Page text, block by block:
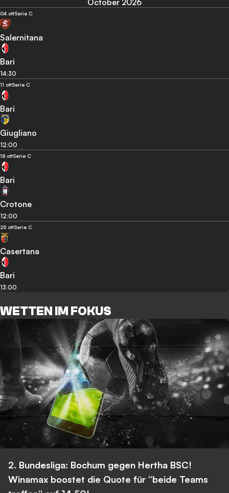
October 2026
04 ottSerie C
Salernitana
Bari
14:30
11 ottSerie C
Bari
Giugliano
12:00
18 ottSerie C
Bari
Crotone
12:00
25 ottSerie C
Casertana
Bari
13:00
WETTEN IM FOKUS
2. Bundesliga: Bochum gegen Hertha BSC!
Winamax boostet die Quote für “beide Teams